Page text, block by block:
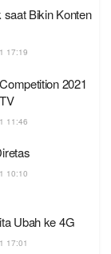
saat Bikin Konten
17:19
2021
11:46
10:10
Ubah ke 4G
17:01